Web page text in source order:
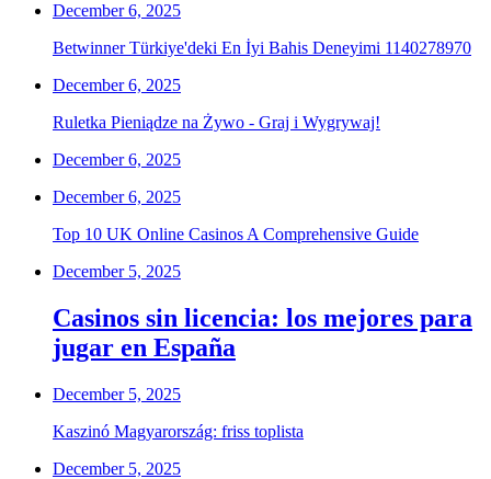
December 6, 2025
Betwinner Türkiye'deki En İyi Bahis Deneyimi 1140278970
December 6, 2025
Ruletka Pieniądze na Żywo - Graj i Wygrywaj!
December 6, 2025
December 6, 2025
Top 10 UK Online Casinos A Comprehensive Guide
December 5, 2025
Casinos sin licencia: los mejores para
jugar en España
December 5, 2025
Kaszinó Magyarország: friss toplista
December 5, 2025